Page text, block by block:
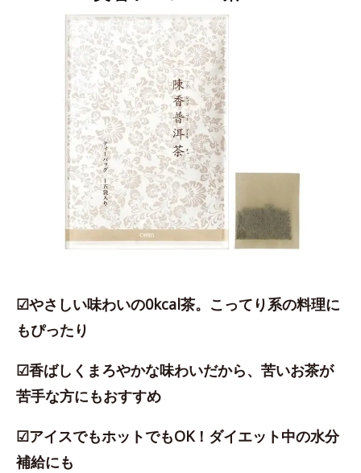
☑やさしい味わいの0kcal茶。こってり系の料理に
もぴったり
☑香ばしくまろやかな味わいだから、苦いお茶が
苦手な方にもおすすめ
☑アイスでもホットでもOK！ダイエット中の水分
補給にも